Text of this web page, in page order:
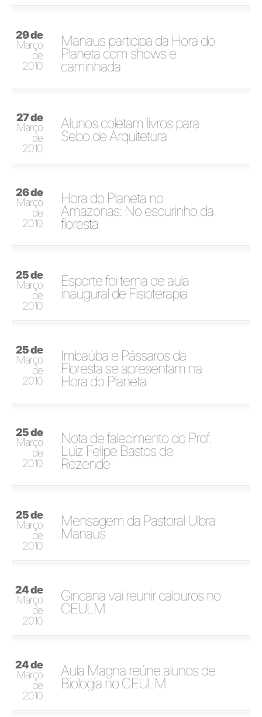
29 de
Março
de
2010
Manaus participa da Hora do
Planeta com shows e
caminhada
27 de
Março
de
2010
Alunos coletam livros para
Sebo de Arquitetura
26 de
Março
de
2010
Hora do Planeta no
Amazonas: No escurinho da
floresta
25 de
Março
de
2010
Esporte foi tema de aula
inaugural de Fisioterapia
25 de
Março
de
2010
Imbaúba e Pássaros da
Floresta se apresentam na
Hora do Planeta
25 de
Março
de
2010
Nota de falecimento do Prof.
Luiz Felipe Bastos de
Rezende
25 de
Março
de
2010
Mensagem da Pastoral Ulbra
Manaus
24 de
Março
de
2010
Gincana vai reunir calouros no
CEULM
24 de
Março
de
2010
Aula Magna reúne alunos de
Biologia no CEULM